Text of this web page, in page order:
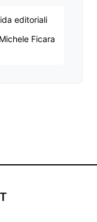
editoriali
Ficara